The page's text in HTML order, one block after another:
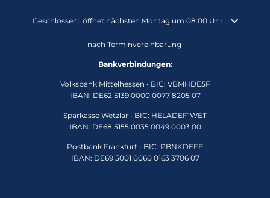
Klicken, um weitere Öffnungs- oder Schließzeiten auszublenden
Geschlossen: öffnet nächsten Montag um 08:00 Uhr
nach Terminvereinbarung
Bankverbindungen:
Volksbank Mittelhessen • BIC: VBMHDE5F
IBAN: DE62 5139 0000 0077 8205 07
Sparkasse Wetzlar • BIC: HELADEF1WET
IBAN: DE68 5155 0035 0049 0003 00
Postbank Frankfurt • BIC: PBNKDEFF
IBAN: DE69 5001 0060 0163 3706 07